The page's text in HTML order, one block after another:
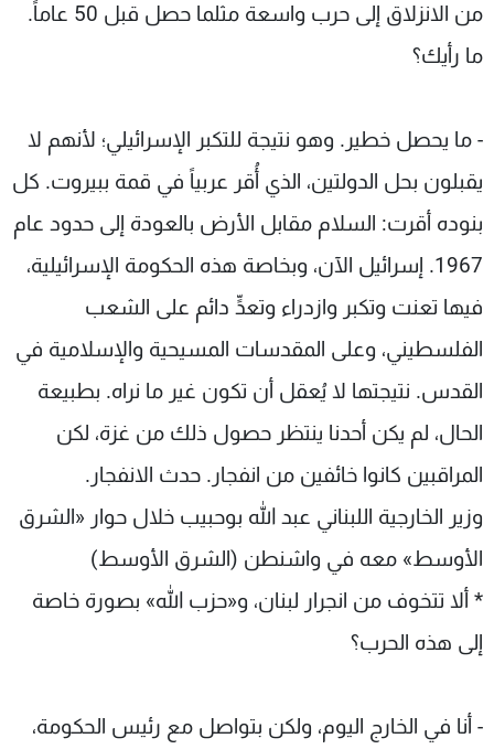
من الانزلاق إلى حرب واسعة مثلما حصل قبل 50 عاماً.
ما رأيك؟
- ما يحصل خطير. وهو نتيجة للتكبر الإسرائيلي؛ لأنهم لا
يقبلون بحل الدولتين، الذي أُقر عربياً في قمة ببيروت. كل
بنوده أقرت: السلام مقابل الأرض بالعودة إلى حدود عام
1967. إسرائيل الآن، وبخاصة هذه الحكومة الإسرائيلية،
فيها تعنت وتكبر وازدراء وتعدٍّ دائم على الشعب
الفلسطيني، وعلى المقدسات المسيحية والإسلامية في
القدس. نتيجتها لا يُعقل أن تكون غير ما نراه. بطبيعة
الحال، لم يكن أحدنا ينتظر حصول ذلك من غزة، لكن
المراقبين كانوا خائفين من انفجار. حدث الانفجار.
وزير الخارجية اللبناني عبد الله بوحبيب خلال حوار «الشرق
الأوسط» معه في واشنطن (الشرق الأوسط)
* ألا تتخوف من انجرار لبنان، و«حزب الله» بصورة خاصة
إلى هذه الحرب؟
- أنا في الخارج اليوم، ولكن بتواصل مع رئيس الحكومة،